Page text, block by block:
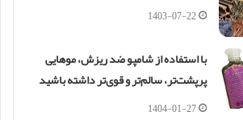
1403-07-22
با استفاده از شامپو ضد ریزش، موهایی
پرپشت‌تر، سالم‌تر و قوی‌تر داشته باشید
1404-01-27